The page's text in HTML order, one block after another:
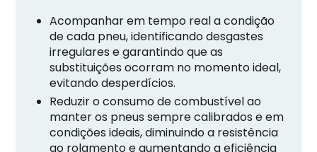
Acompanhar em tempo real a condição
de cada pneu, identificando desgastes
irregulares e garantindo que as
substituições ocorram no momento ideal,
evitando desperdícios.
Reduzir o consumo de combustível ao
manter os pneus sempre calibrados e em
condições ideais, diminuindo a resistência
ao rolamento e aumentando a eficiência